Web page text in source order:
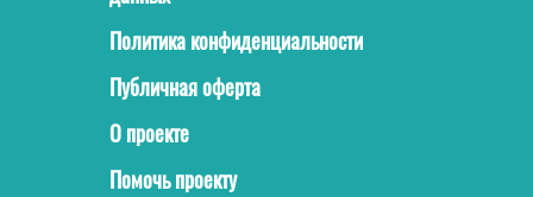
Политика конфиденциальности
Публичная оферта
О проекте
Помочь проекту